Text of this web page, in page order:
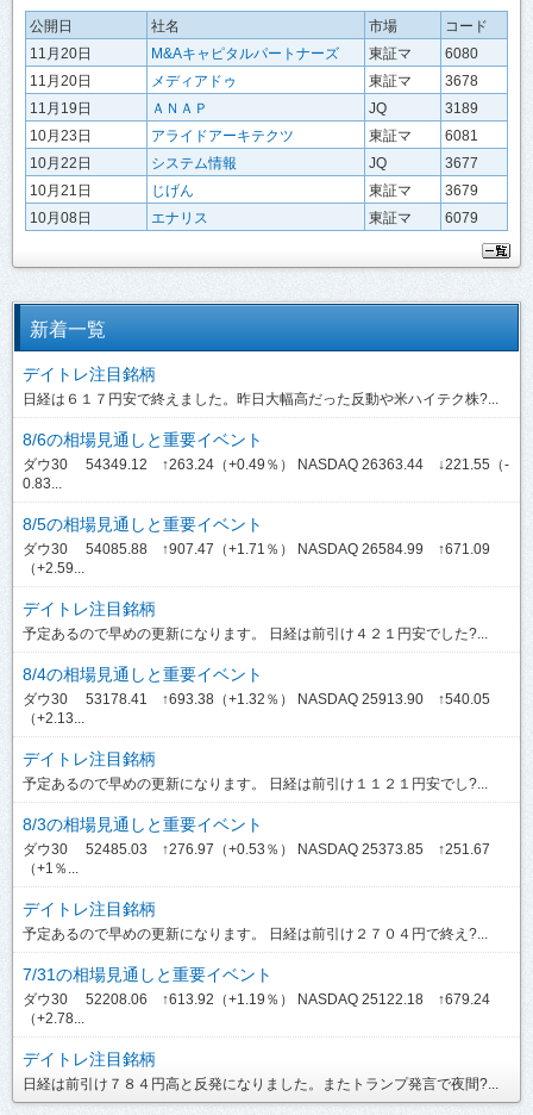
公開日 社名 市場
コード
11月20日
M&Aキャピタルパートナーズ 東証マ
6080
11月20日
メディアドゥ 東証マ
3678
11月19日
ＡＮＡＰ JQ
3189
10月23日
アライドアーキテクツ 東証マ
6081
10月22日
システム情報 JQ
3677
10月21日
じげん 東証マ
3679
10月08日
エナリス 東証マ 6079
新着一覧
デイトレ注目銘柄
日経は６１７円安で終えました。昨日大幅高だった反動や米ハイテク株?...
8/6の相場見通しと重要イベント
ダウ30 54349.12 ↑263.24（+0.49％） NASDAQ 26363.44 ↓221.55（-
0.83...
8/5の相場見通しと重要イベント
ダウ30 54085.88 ↑907.47（+1.71％） NASDAQ 26584.99 ↑671.09
（+2.59...
デイトレ注目銘柄
予定あるので早めの更新になります。 日経は前引け４２１円安でした?...
8/4の相場見通しと重要イベント
ダウ30 53178.41 ↑693.38（+1.32％） NASDAQ 25913.90 ↑540.05
（+2.13...
デイトレ注目銘柄
予定あるので早めの更新になります。 日経は前引け１１２１円安でし?...
8/3の相場見通しと重要イベント
ダウ30 52485.03 ↑276.97（+0.53％） NASDAQ 25373.85 ↑251.67
（+1％...
デイトレ注目銘柄
予定あるので早めの更新になります。 日経は前引け２７０４円で終え?...
7/31の相場見通しと重要イベント
ダウ30 52208.06 ↑613.92（+1.19％） NASDAQ 25122.18 ↑679.24
（+2.78...
デイトレ注目銘柄
日経は前引け７８４円高と反発になりました。またトランプ発言で夜間?...